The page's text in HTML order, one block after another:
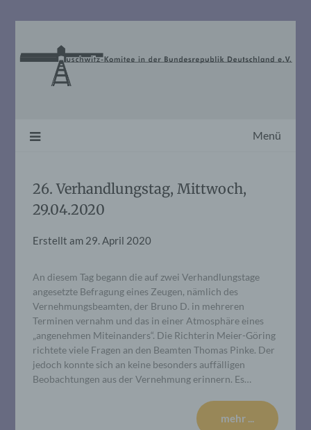
Menü
26. Verhandlungstag, Mittwoch,
29.04.2020
Erstellt am 29. April 2020
An diesem Tag begann die auf zwei Verhandlungstage
angesetzte Befragung eines Zeugen, nämlich des
Vernehmungsbeamten, der Bruno D. in mehreren
Terminen vernahm und das in einer Atmosphäre eines
„angenehmen Miteinanders“. Die Richterin Meier-Göring
richtete viele Fragen an den Beamten Thomas Pinke. Der
jedoch konnte sich an keine besonders auffälligen
Beobachtungen aus der Vernehmung erinnern. Es…
mehr ...